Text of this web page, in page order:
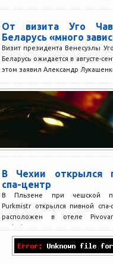
От визита Уго
Беларусь «много
Визит президента Венесуэлы
Беларусь ожидается в августе-
этом заявил Александр
В Чехии открылся
спа-центр
В Пльзене при чешской
Purkmistr открылся пивной спа-
расположен в отеле
Purkmistr. Спа-центр
подвале...